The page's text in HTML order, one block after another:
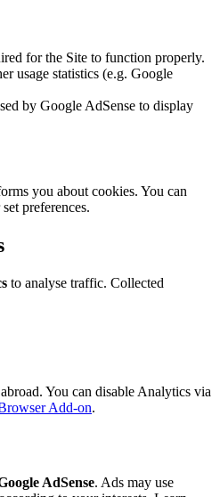
for the Site to function properly.
usage statistics (e.g. Google
by Google AdSense to display
you about cookies. You can
preferences.
to analyse traffic. Collected
You can disable Analytics via
Add-on.
AdSense. Ads may use